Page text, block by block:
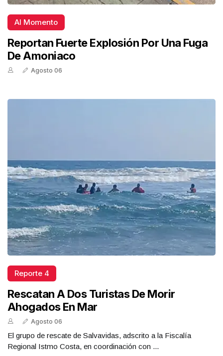
Al Momento
Reportan Fuerte Explosión Por Una Fuga
De Amoniaco
Agosto 06
Reporte 4
Rescatan A Dos Turistas De Morir
Ahogados En Mar
Agosto 06
El grupo de rescate de Salvavidas, adscrito a la Fiscalía
Regional Istmo Costa, en coordinación con ...